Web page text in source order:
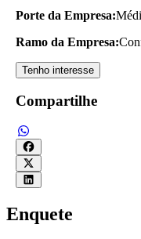
Porte da Empresa:
Ramo da Empresa:
Tenho interesse
Compartilhe
Enquete